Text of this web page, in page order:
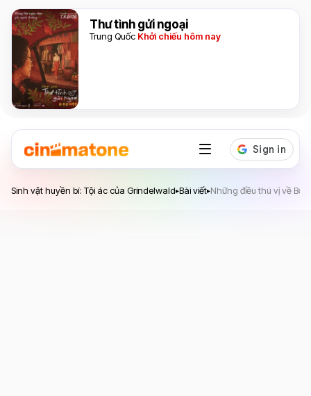
Thư tình gửi ngoại
Trung Quốc Khởi chiếu hôm nay
Sinh vật huyền bí: Tội ác của Grindelwald▸Bài viết▸Những điều thú vị về Bộ